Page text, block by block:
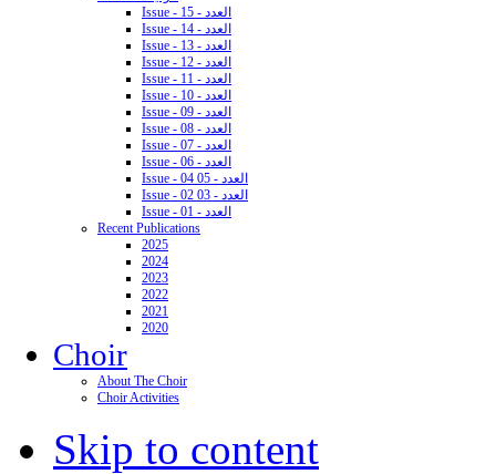
Issue - 15 - العدد
Issue - 14 - العدد
Issue - 13 - العدد
Issue - 12 - العدد
Issue - 11 - العدد
Issue - 10 - العدد
Issue - 09 - العدد
Issue - 08 - العدد
Issue - 07 - العدد
Issue - 06 - العدد
Issue - 04 05 - العدد
Issue - 02 03 - العدد
Issue - 01 - العدد
Recent Publications
2025
2024
2023
2022
2021
2020
Choir
About The Choir
Choir Activities
Skip to content